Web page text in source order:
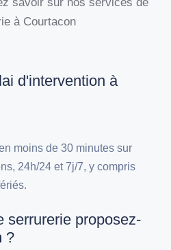
à Courtacon
d'intervention à
moins de 30 minutes sur
24h/24 et 7j/7, y compris
serrurerie proposez-
?